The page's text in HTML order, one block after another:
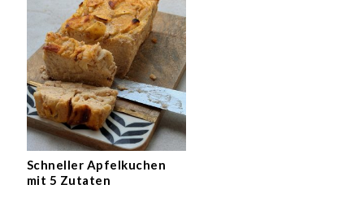
Schneller Apfelkuchen
mit 5 Zutaten